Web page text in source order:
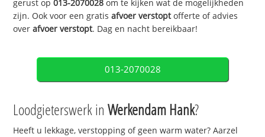
gerust op013-2070028 om te kijken wat de mogelijkheden
zijn. Ook voor een gratisafvoer verstoptofferte of advies
overafvoer verstopt. Dag en nacht bereikbaar!
013-2070028
Loodgieterswerk inWerkendam Hank?
Heeft u lekkage, verstopping of geen warm water? Aarzel